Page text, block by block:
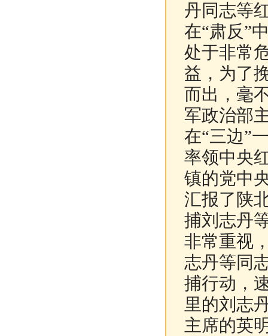
丹同志等
在“肃反”
处于非常
益，为了
而出，毫
军政治部
在“三边”
率领中央
镇的党中
汇报了陕
捕刘志丹
非常重视
志丹等同
捕行动，
里的刘志
主席的英